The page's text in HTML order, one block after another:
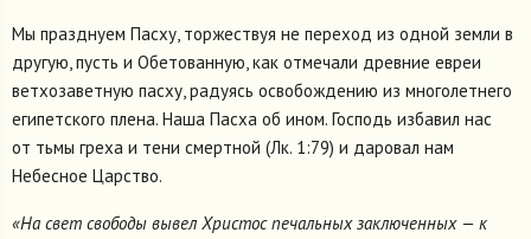
Мы празднуем Пасху, торжествуя не переход из одной земли в
другую, пусть и Обетованную, как отмечали древние евреи
ветхозаветную пасху, радуясь освобождению из многолетнего
египетского плена. Наша Пасха об ином. Господь избавил нас
от тьмы греха и тени смертной (Лк. 1:79) и даровал нам
Небесное Царство.
«На свет свободы вывел Христос печальных заключенных — к